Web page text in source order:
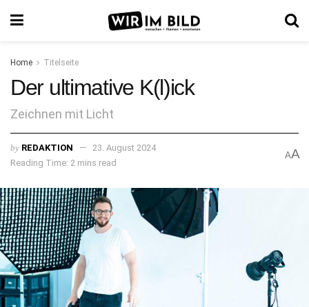
Home Titelseite
Der ultimative K(l)ick
Zeichnen mit Licht
by REDAKTION
23. August 2024
Reading Time: 2 mins read
AA